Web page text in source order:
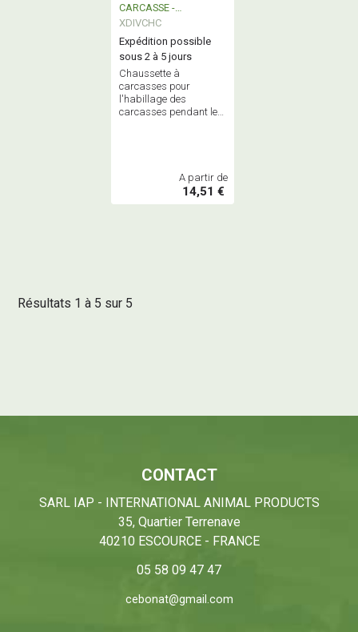
CARCASSE -
STOCKINETTE
XDIVCHC
Expédition possible
sous 2 à 5 jours
Chaussette à
carcasses pour
l'habillage des
carcasses pendant le
A partir de
14,51 €
Résultats 1 à 5 sur 5
CONTACT
SARL IAP - INTERNATIONAL ANIMAL PRODUCTS
35, Quartier Terrenave
40210 ESCOURCE - FRANCE
05 58 09 47 47
cebonat@gmail.com